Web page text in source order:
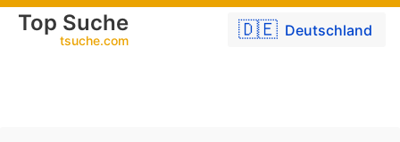
🇩🇪 Deutschland
Top Suche
tsuche.com